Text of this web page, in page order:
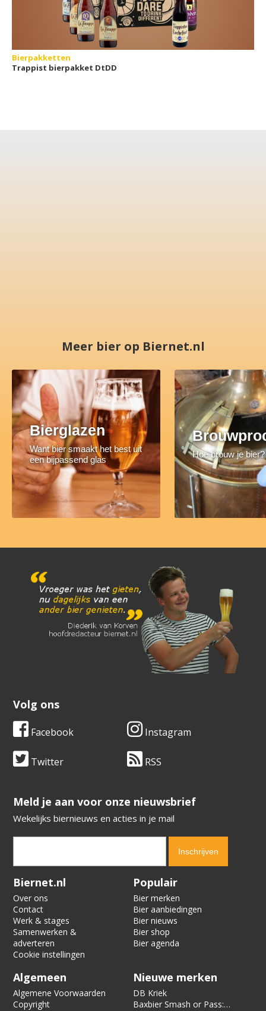
Bierpakketten
Trappist bierpakket DtDD
Meer bier op Biernet.nl
Bierglazen
Want bier smaakt het best uit
een bijpassend glas
Hoe brouw je bier?
Volg ons
Facebook Instagram
Twitter RSS
​​​​​​​Meld je aan voor onze nieuwsbrief
Wekelijks biernieuws en acties in je mail
Verification code:
Biernet.nl
Over ons
Contact
Werk & stages
Samenwerken &
adverteren
Cookie instellingen
Populair
Bier merken
Bier aanbiedingen
Bier nieuws
Bier shop
Bier agenda
Algemeen
Algemene Voorwaarden
Copyright
Nieuwe merken
DB Kriek
Baxbier Smash or Pass: